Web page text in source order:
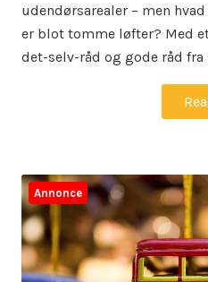
udendørsarealer – men
er blot tomme løfter? Med
det-selv-råd og gode råd fra
Annonce